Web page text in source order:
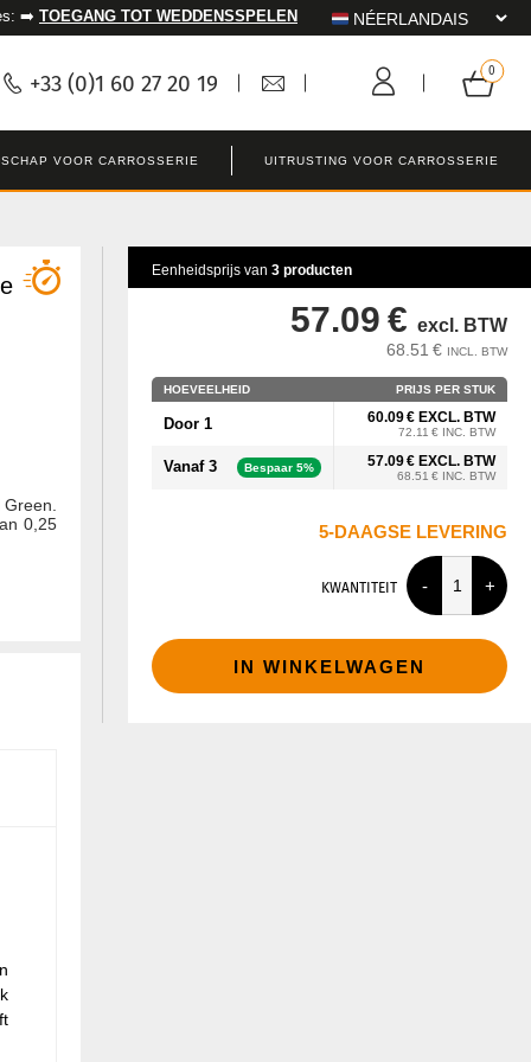
➡️ TOEGANG TOT WEDDENSSPELEN
+33 (0)1 60 27 20 19
VOOR CARROSSERIE UITRUSTING VOOR CARROSSERIE
0,25
Eenheidsprijs van 3 producten
HOEVEELHEID PRIJS PER STUK
Door 1 60.09 € EXCL. BTW
72.11 € INC. BTW
Vanaf 3 Bespaar 5% 57.09 € EXCL. BTW
68.51 € INC. BTW
5-DAAGSE LEVERING
57.09 € excl. BTW
68.51 € INCL. BTW
KWANTITEIT
IN WINKELWAGEN